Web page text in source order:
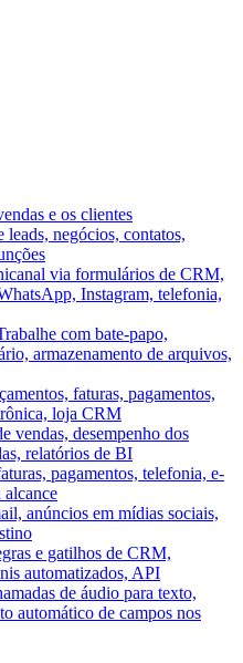
e os clientes
leads, negócios, contatos,
via formulários de CRM,
Instagram, telefonia,
com bate-papo,
armazenamento de arquivos,
faturas, pagamentos,
loja CRM
vendas, desempenho dos
relatórios de BI
pagamentos, telefonia, e-
alcance
anúncios em mídias sociais,
e gatilhos de CRM,
automatizados, API
de áudio para texto,
automático de campos nos